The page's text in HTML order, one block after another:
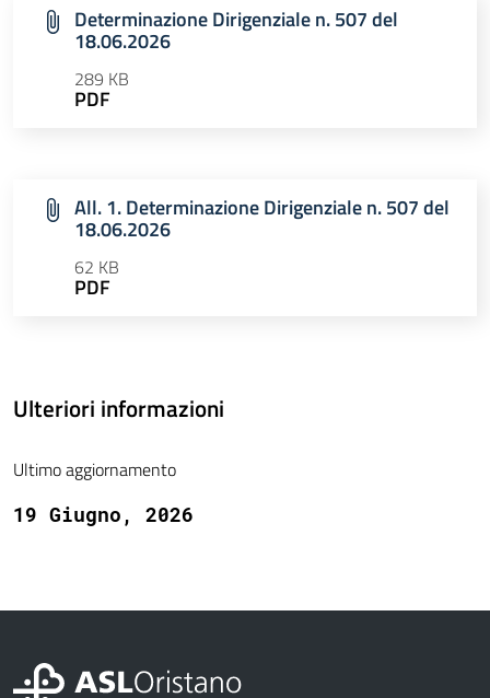
Determinazione Dirigenziale n. 507 del
18.06.2026
289 KB
PDF
All. 1. Determinazione Dirigenziale n. 507 del
18.06.2026
62 KB
PDF
Ulteriori informazioni
Ultimo aggiornamento
19 Giugno, 2026